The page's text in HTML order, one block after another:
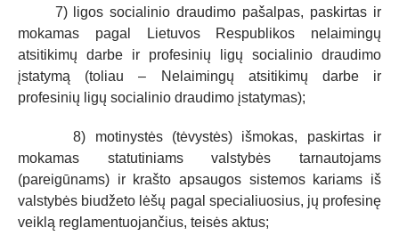
7) ligos socialinio draudimo pašalpas, paskirtas ir
mokamas pagal Lietuvos Respublikos nelaimingų
atsitikimų darbe ir profesinių ligų socialinio draudimo
įstatymą (toliau – Nelaimingų atsitikimų darbe ir
profesinių ligų socialinio draudimo įstatymas);
8) motinystės (tėvystės) išmokas, paskirtas ir
mokamas statutiniams valstybės tarnautojams
(pareigūnams) ir krašto apsaugos sistemos kariams iš
valstybės biudžeto lėšų pagal specialiuosius, jų profesinę
veiklą reglamentuojančius, teisės aktus;